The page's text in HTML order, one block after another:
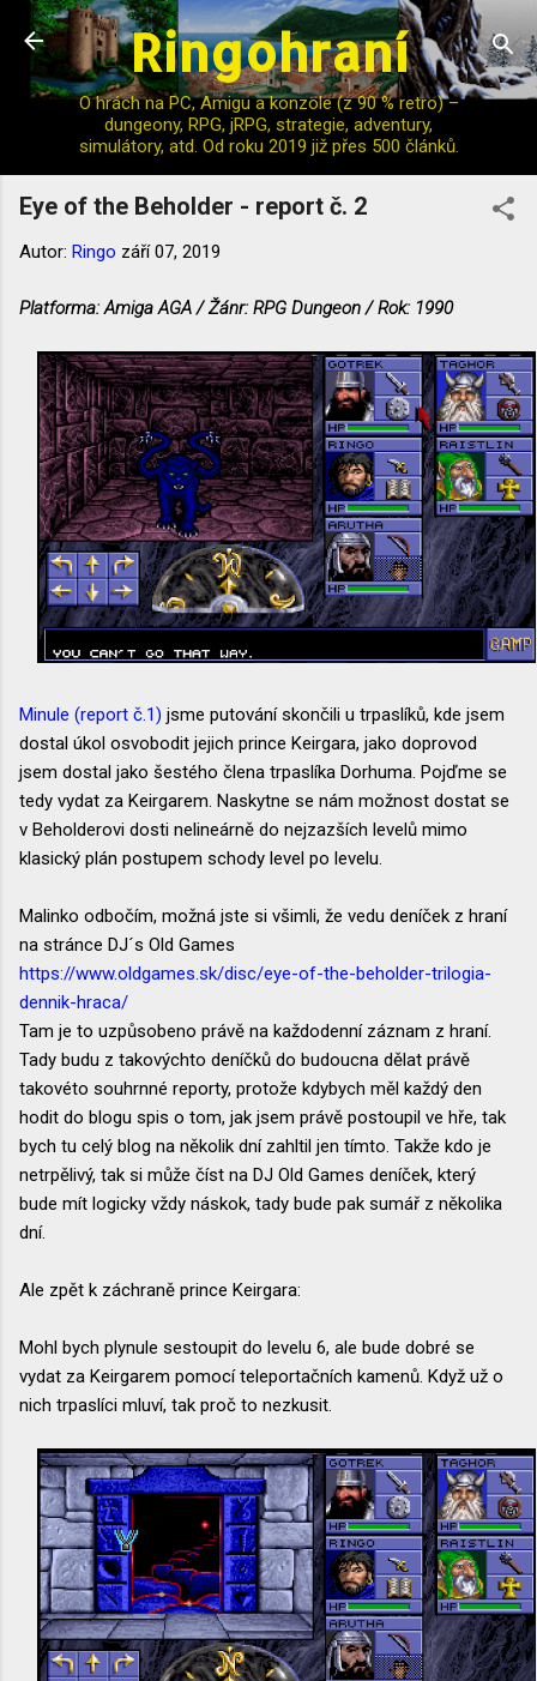
Přeskočit na hlavní obsah
Ringohraní
O hrách na PC, Amigu a konzole (z 90 % retro) –
dungeony, RPG, jRPG, strategie, adventury,
simulátory, atd. Od roku 2019 již přes 500 článků.
Eye of the Beholder - report č. 2
Autor: Ringo září 07, 2019
Platforma: Amiga AGA / Žánr: RPG Dungeon / Rok: 1990
Minule (report č.1) jsme putování skončili u trpaslíků, kde jsem
dostal úkol osvobodit jejich prince Keirgara, jako doprovod
jsem dostal jako šestého člena trpaslíka Dorhuma. Pojďme se
tedy vydat za Keirgarem. Naskytne se nám možnost dostat se
v Beholderovi dosti nelineárně do nejzazších levelů mimo
klasický plán postupem schody level po levelu.
Malinko odbočím, možná jste si všimli, že vedu deníček z hraní
na stránce DJ´s Old Games
https://www.oldgames.sk/disc/eye-of-the-beholder-trilogia-
dennik-hraca/
Tam je to uzpůsobeno právě na každodenní záznam z hraní.
Tady budu z takovýchto deníčků do budoucna dělat právě
takovéto souhrnné reporty, protože kdybych měl každý den
hodit do blogu spis o tom, jak jsem právě postoupil ve hře, tak
bych tu celý blog na několik dní zahltil jen tímto. Takže kdo je
netrpělivý, tak si může číst na DJ Old Games deníček, který
bude mít logicky vždy náskok, tady bude pak sumář z několika
dní.
Ale zpět k záchraně prince Keirgara:
Mohl bych plynule sestoupit do levelu 6, ale bude dobré se
vydat za Keirgarem pomocí teleportačních kamenů. Když už o
nich trpaslíci mluví, tak proč to nezkusit.